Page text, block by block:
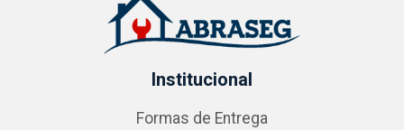
Institucional
Formas de Entrega